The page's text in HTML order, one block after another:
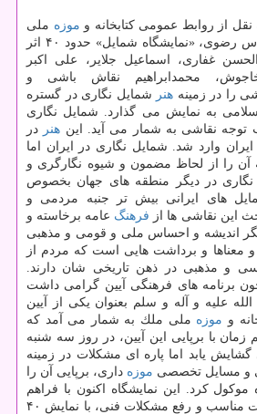
نقل از روابط عمومی كتابخانه و موزه ملی
ملك، موقوفه آستان قدس رضوی، «نمایشگاه شمایل» حدود ۴۰ اثر
غفاری، اسماعیل جلایر، علی اكبر
محمدابراهیم نقاش باشی و
را در زمینه هنر شمایل نگاری در گستره
به نمایش می گذارد. شمایل نگاری
توجه نقاشی به شمار می آید. این هنر در
وارد شد. شمایل نگاری در ایران اما
را از لحاظ مضمون و شیوه نگارگری و
نگاری در دیگر منطقه های جهان بخصوص
های ایرانی بیش تر جنبه مردمی و
این نقاشی ها از فرهنگ عامه برخاسته و
اندیشه و احساس ملی و قومی و مذهبی
معناها و برداشت هایی است كه مردم از
و مذهبی در ذهن تاریخی شان دارند.
برنامه های فرهنگی آیین گرامی داشت
علیه و آله و سلم بعنوان یكی از آیین
و موزه ملی ملك به شمار می آمد كه
با برپایی این آیین، در روز سه شنبه
خورشیدی گشایش یابد اما پاره ای مشكلات در زمینه
و مسایل تخصصی موزه داری، برپایی آن را
كرد. این نمایشگاه اكنون با فراهم
آمدن امكانات و تاسیسات مناسب و رفع مشكلات فنی، با نمایش ۴۰